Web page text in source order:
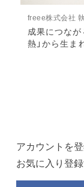
freee株式会社
成果につなが
熱」から生ま
アカウントを
お気に入り登